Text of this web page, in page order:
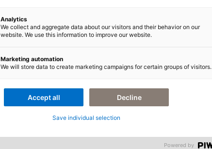
Analytics
We collect and aggregate data about our visitors and their behavior on our
website. We use this information to improve our website.
Marketing automation
We will store data to create marketing campaigns for certain groups of visitors.
Accept all Decline
Save individual selection
Powered by